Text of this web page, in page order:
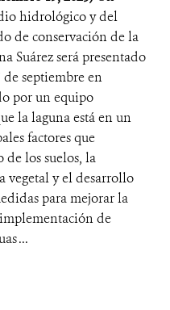
hidrológico y del
de conservación de la
Suárez será presentado
de septiembre en
por un equipo
la laguna está en un
factores que
de los suelos, la
vegetal y el desarrollo
para mejorar la
de
...